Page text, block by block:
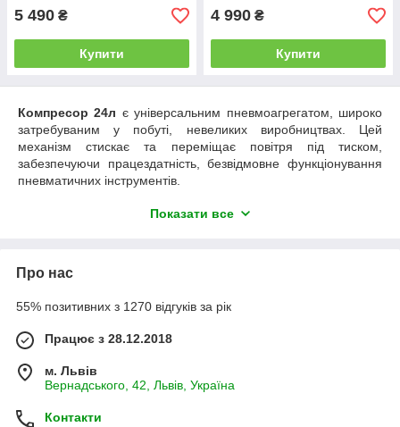
5 490 ₴
Купити
4 990 ₴
Купити
Компресор 24л є універсальним пневмоагрегатом, широко
затребуваним у побуті, невеликих виробництвах. Цей
механізм стискає та переміщає повітря під тиском,
забезпечуючи працездатність, безвідмовне функціонування
пневматичних інструментів.
Компресор повітряний на 24 літри –
особливості, тип двигуна
ресивера (бака для стисненого повітря) на 24 л мобільні,
конструкції передбачені колеса транспортування і ручка для
прогумова основа виступає елементом, що амортизує, який
стійкість.
двигуна:
Показати все
Про нас
55% позитивних з 1270 відгуків за рік
Працює з 28.12.2018
м. Львів
Вернадського, 42, Львів, Україна
Контакти